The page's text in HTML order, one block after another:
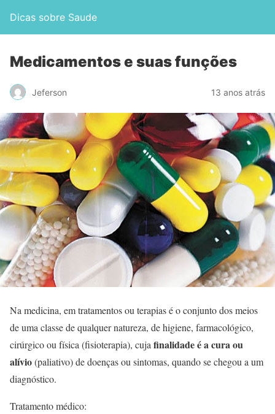
Dicas sobre Saude
Medicamentos e suas funções
Jeferson 13 anos atrás
Na medicina, em tratamentos ou terapias é o conjunto dos meios
de uma classe de qualquer natureza, de higiene, farmacológico,
cirúrgico ou física (fisioterapia), cuja finalidade é a cura ou
alívio(paliativo) de doenças ou sintomas, quando se chegou a um
diagnóstico.
Tratamento médico: